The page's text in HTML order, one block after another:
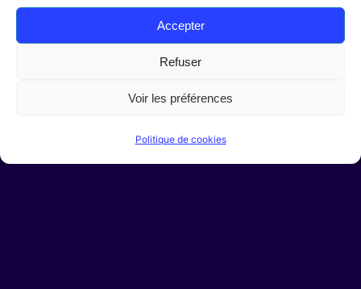
Accepter
Refuser
Voir les préférences
Politique de cookies
Vous avez un projet ? Contactez-nous
Sécurité et confidentialité
Politique de cookies (UE)